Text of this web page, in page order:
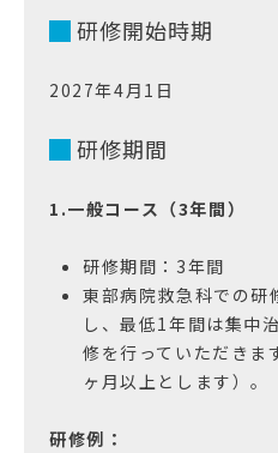
研修開始時期
2027年4月1日
研修期間
1.一般コース（3年間）
研修期間：3年間
東部病院救急科での研
し、最低1年間は集中
修を行っていただきま
ヶ月以上とします）。
研修例：